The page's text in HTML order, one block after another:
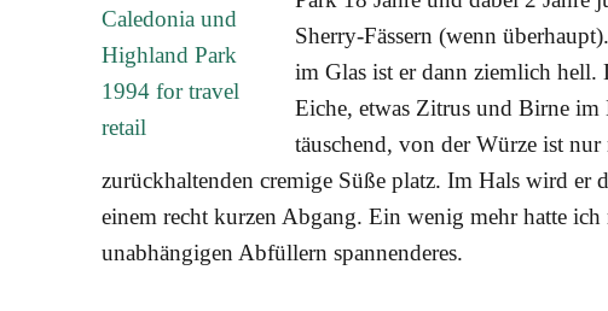
Sher­ry-Fäs­sern (wenn
im Glas ist er dann ziem­lich
Eiche, etwas Zitrus und Bir­ne
täu­schend, von der Wür­ze ist
zurück­hal­ten­den cre­mi­ge Süße platz. Im Hals wird er
einem recht kur­zen Abgang. Ein wenig mehr hat­te
unab­hän­gi­gen Abfül­lern spannenderes.